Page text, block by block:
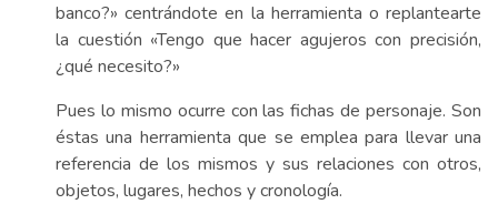
banco?» centrándote en la herramienta o replantearte
la cuestión «Tengo que hacer agujeros con precisión,
¿qué necesito?»
Pues lo mismo ocurre con las fichas de personaje. Son
éstas una herramienta que se emplea para llevar una
referencia de los mismos y sus relaciones con otros,
objetos, lugares, hechos y cronología.